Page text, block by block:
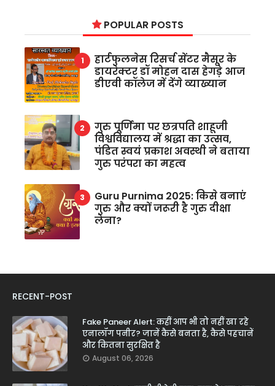
POPULAR POSTS
हार्टफुलनेस रिसर्च सेंटर मैसूर के
डायरेक्टर डॉ मोहन दास हेगड़े आज
डीएवी कॉलेज में देंगे व्याख्यान
गुरु पूर्णिमा पर छत्रपति शाहूजी
विश्वविद्यालय में श्रद्धा का उत्सव,
पंडित स्वयं प्रकाश अवस्थी ने बताया
गुरु परंपरा का महत्व
Guru Purnima 2025: किसे बनाएं
गुरु और क्यों जरूरी है गुरु दीक्षा
लेना?
RECENT-POST
Fake Paneer Alert: कहीं आप भी तो नहीं खा रहे
एनालॉग पनीर? जानें कैसे बनता है, कैसे पहचानें
और कितना सुरक्षित है
August 06, 2026